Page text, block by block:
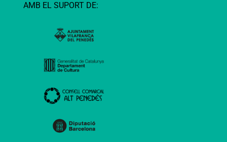
AMB EL SUPORT DE: